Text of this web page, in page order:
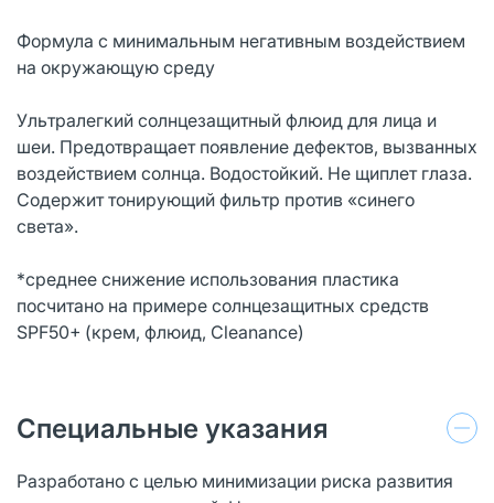
Формула с минимальным негативным воздействием
на окружающую среду
Ультралегкий солнцезащитный флюид для лица и
шеи. Предотвращает появление дефектов, вызванных
воздействием солнца. Водостойкий. Не щиплет глаза.
Содержит тонирующий фильтр против «синего
света».
*среднее снижение использования пластика
посчитано на примере cолнцезащитных средств
SPF50+ (крем, флюид, Cleanance)
Специальные указания
Разработано с целью минимизации риска развития